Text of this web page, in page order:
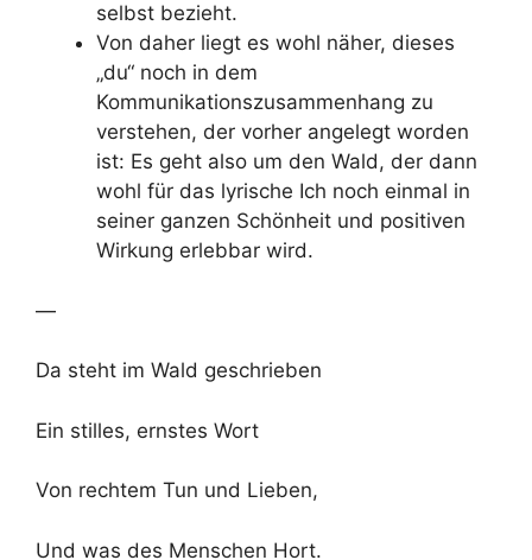
selbst bezieht.
Von daher liegt es wohl näher, dieses
„du“ noch in dem
Kommunikationszusammenhang zu
verstehen, der vorher angelegt worden
ist: Es geht also um den Wald, der dann
wohl für das lyrische Ich noch einmal in
seiner ganzen Schönheit und positiven
Wirkung erlebbar wird.
—
Da steht im Wald geschrieben
Ein stilles, ernstes Wort
Von rechtem Tun und Lieben,
Und was des Menschen Hort.